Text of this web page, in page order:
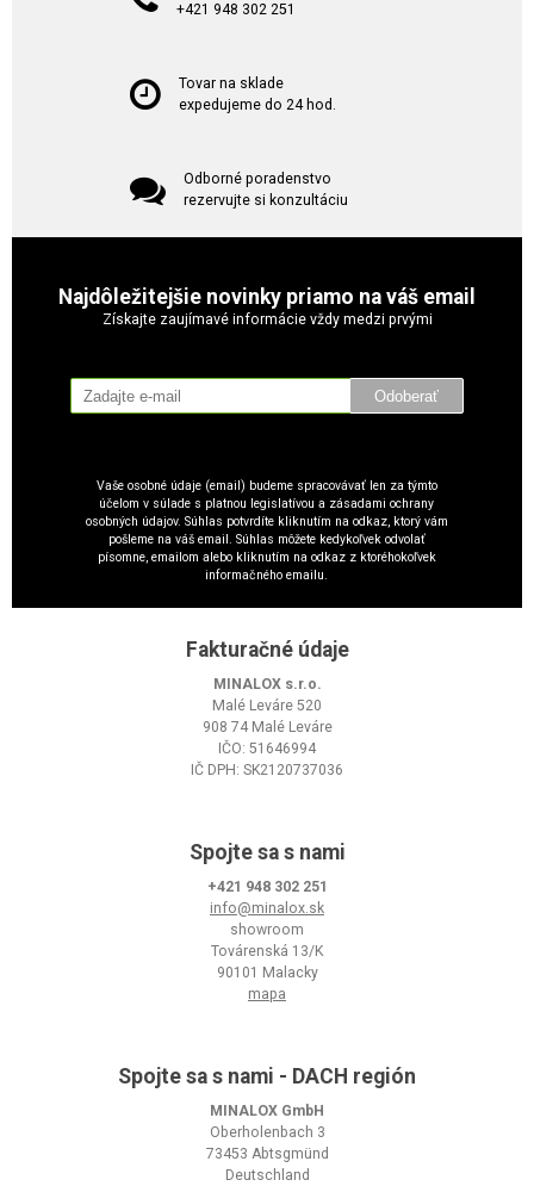
+421 948 302 251
Tovar na sklade
expedujeme do 24 hod.
Odborné poradenstvo
rezervujte si konzultáciu
Najdôležitejšie novinky priamo na váš email
Získajte zaujímavé informácie vždy medzi prvými
Odoberať
Vaše osobné údaje (email) budeme spracovávať len za týmto
účelom v súlade s platnou legislatívou a zásadami ochrany
osobných údajov. Súhlas potvrdíte kliknutím na odkaz, ktorý vám
pošleme na váš email. Súhlas môžete kedykoľvek odvolať
písomne, emailom alebo kliknutím na odkaz z ktoréhokoľvek
informačného emailu.
Fakturačné údaje
MINALOX s.r.o.
Malé Leváre 520
908 74 Malé Leváre
IČO: 51646994
IČ DPH: SK2120737036
Spojte sa s nami
+421 948 302 251
info@minalox.sk
showroom
Továrenská 13/K
90101 Malacky
mapa
Spojte sa s nami - DACH región
MINALOX GmbH
Oberholenbach 3
73453 Abtsgmünd
Deutschland